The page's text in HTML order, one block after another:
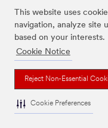
This website uses
navigation, analyze site
based on your interests.
Cookie Notice
Reject Non-Essential
Cookie Preferences